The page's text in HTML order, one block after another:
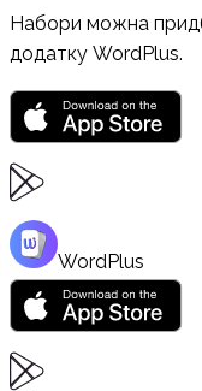
Набори можна
додатку WordPlus.
WordPlus